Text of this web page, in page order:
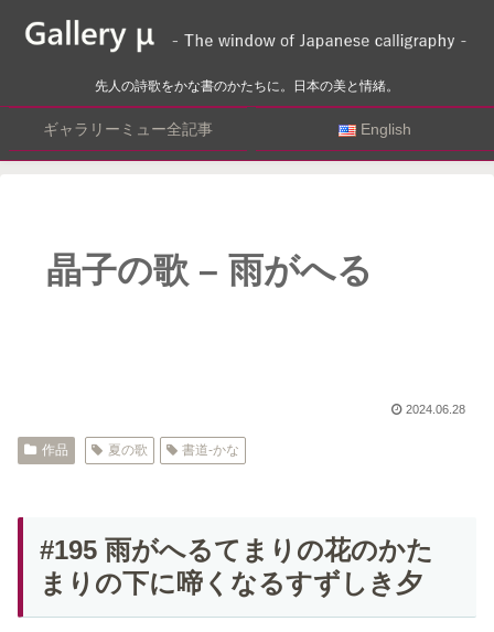
先人の詩歌をかな書のかたちに。日本の美と情緒。
ギャラリーミュー全記事 English
晶子の歌 – 雨がへる
2024.06.28
作品 夏の歌 書道-かな
#195 雨がへるてまりの花のかた
まりの下に啼くなるすずしき夕